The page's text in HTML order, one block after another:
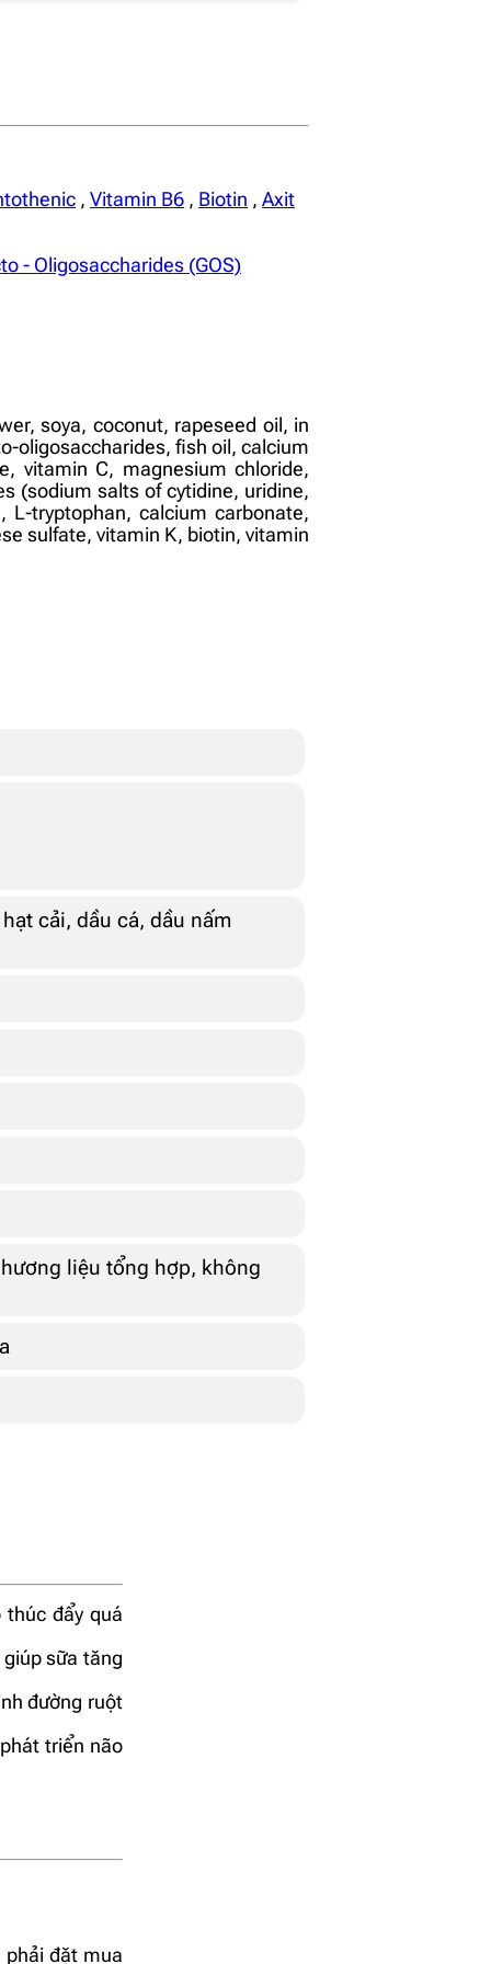
, Vitamin B6 , Biotin , Axit
- Oligosaccharides (GOS)
soya, coconut, rapeseed oil, in
oligosaccharides, fish oil, calcium
vitamin C, magnesium chloride,
(sodium salts of cytidine, uridine,
L-tryptophan, calcium carbonate,
sulfate, vitamin K, biotin, vitamin
cải, dầu cá, dầu nấm
liệu tổng hợp, không
đẩy quá
sữa tăng
đường ruột
triển não
phải đặt mua